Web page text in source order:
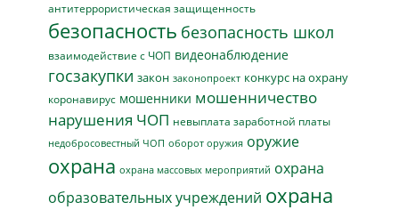
антитеррористическая защищенность
безопасность безопасность школ
взаимодействие с ЧОП видеонаблюдение
госзакупки закон законопроект конкурс на охрану
коронавирус мошенники мошенничество
нарушения ЧОП невыплата заработной платы
недобросовестный ЧОП оборот оружия оружие
охрана охрана массовых мероприятий охрана
образовательных учреждений охрана